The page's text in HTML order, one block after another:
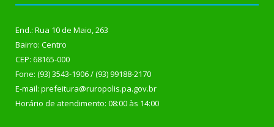
End.: Rua 10 de Maio, 263
Bairro: Centro
CEP: 68165-000
Fone: (93) 3543-1906 / (93) 99188-2170
E-mail: prefeitura@ruropolis.pa.gov.br
Horário de atendimento: 08:00 às 14:00